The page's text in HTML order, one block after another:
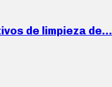
de limpieza de…